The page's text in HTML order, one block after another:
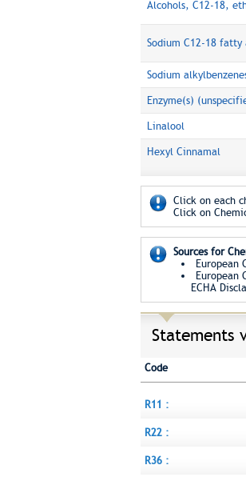
Alcohols, C12-18,
Sodium C12-18
Sodium
Enzyme(s)
Linalool
Hexyl Cinnamal
Click on each
Click on
Sources for
European
European
ECHA
Statements
Code
R11 :
R22 :
R36 :